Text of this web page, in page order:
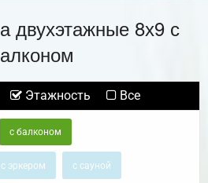
двухэтажные 8х9 с
Этажность Все
с балконом
с эркером с сауной